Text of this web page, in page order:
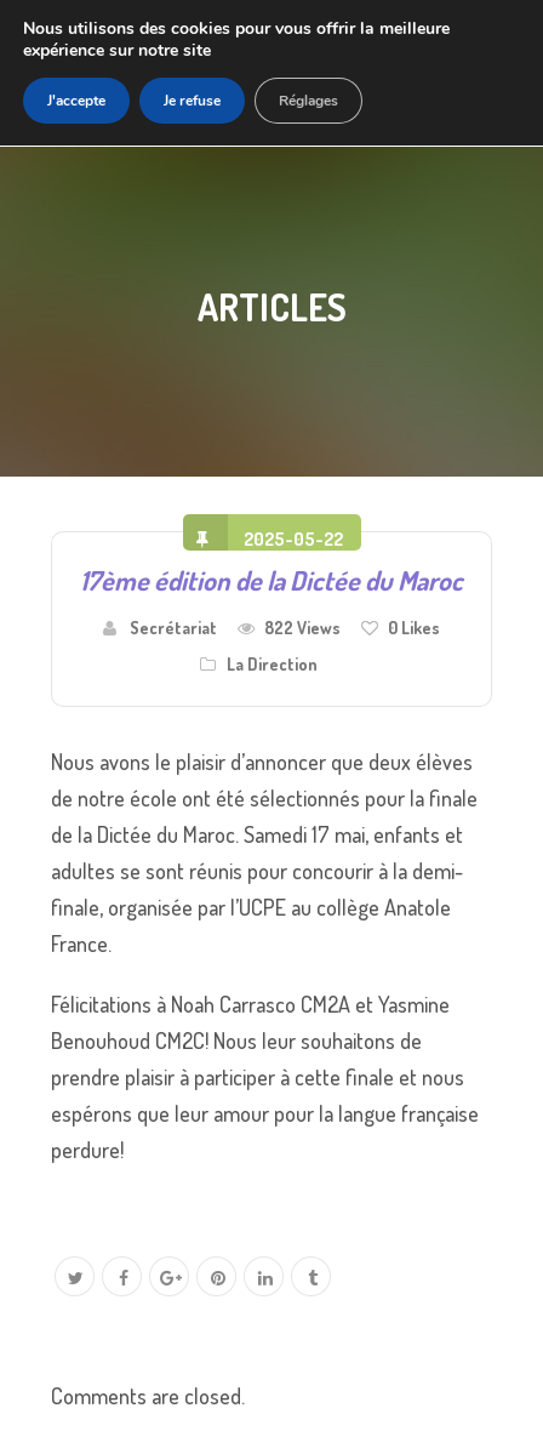
ARTICLES
2025-05-22
17ème édition de la Dictée du Maroc
Secrétariat 822 Views 0 Likes
La Direction
Nous avons le plaisir d’annoncer que deux élèves
de notre école ont été sélectionnés pour la finale
de la Dictée du Maroc. Samedi 17 mai, enfants et
adultes se sont réunis pour concourir à la demi-
finale, organisée par l’UCPE au collège Anatole
France.
Félicitations à Noah Carrasco CM2A et Yasmine
Benouhoud CM2C! Nous leur souhaitons de
prendre plaisir à participer à cette finale et nous
espérons que leur amour pour la langue française
perdure!
Comments are closed.
Nous utilisons des cookies pour vous offrir la meilleure
expérience sur notre site
J'accepte Je refuse Réglages